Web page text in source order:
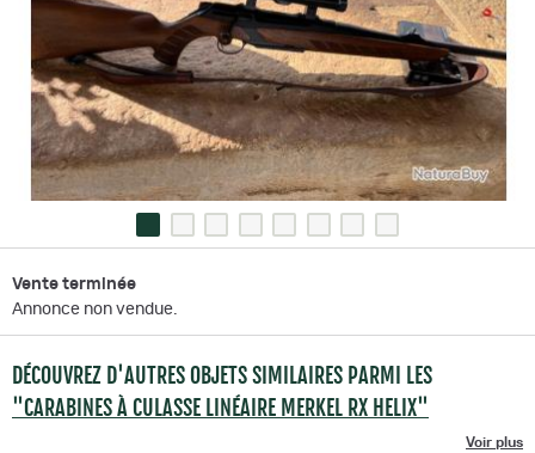
Vente terminée
Annonce non vendue.
DÉCOUVREZ D'AUTRES OBJETS SIMILAIRES PARMI LES
"CARABINES À CULASSE LINÉAIRE MERKEL RX HELIX"
Voir plus